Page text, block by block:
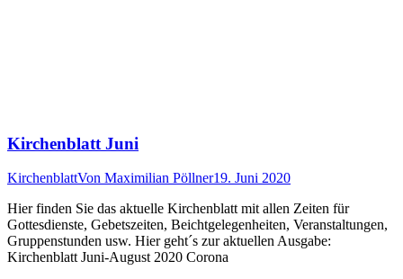
Kirchenblatt Juni
KirchenblattVon Maximilian Pöllner19. Juni 2020
Hier finden Sie das aktuelle Kirchenblatt mit allen Zeiten für
Gottesdienste, Gebetszeiten, Beichtgelegenheiten, Veranstaltungen,
Gruppenstunden usw. Hier geht´s zur aktuellen Ausgabe:
Kirchenblatt Juni-August 2020 Corona